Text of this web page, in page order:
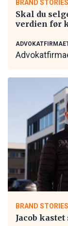
BRAND STORIES
Skal du
verdien før
BRAND STORIES
Jacob